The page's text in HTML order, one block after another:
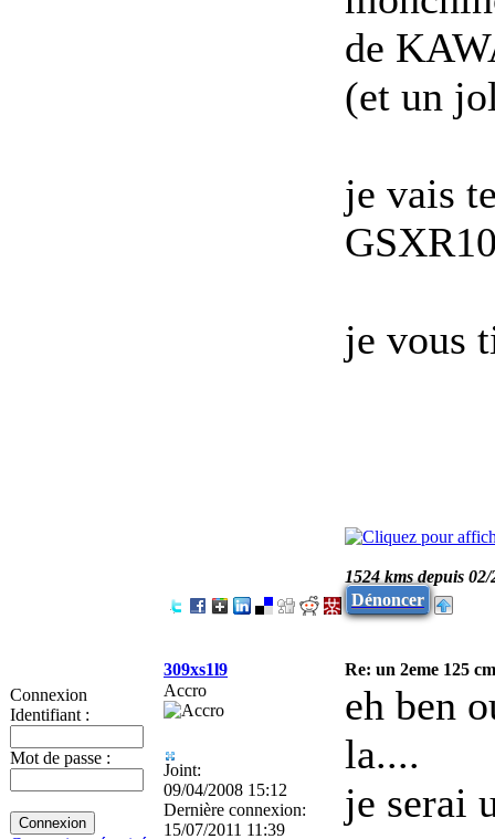
Connexion
Identifiant :
Mot de passe :
de
(et un
je vais
je vous
1524 kms depuis 02/
Dénoncer
309xs1l9
Re: un 2eme 125
Accro
Joint:
09/04/2008 15:12
Dernière connexion:
15/07/2011 11:39
eh ben
la....
je serai